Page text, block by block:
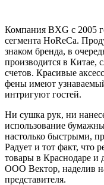
Компания BXG с 2005
сегмента HoReCa.
знаком бренда, в
производится в Китае,
счетов. Красивые
фены имеют
интригуют гостей.
Ни сушка рук, ни
использование
настолько быстрыми,
Радует и тот факт, что
товары в Краснодаре и
ООО Вектор, наделив
представителя.